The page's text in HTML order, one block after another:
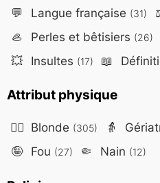
💬 Langue française (31)
🦪 Perles et bêtisiers (26)
💥 Insultes (17) 📖
Attribut physique
👱‍♀️ Blonde (305) 👵
🤪 Fou (27) 🤏 Nain (12)